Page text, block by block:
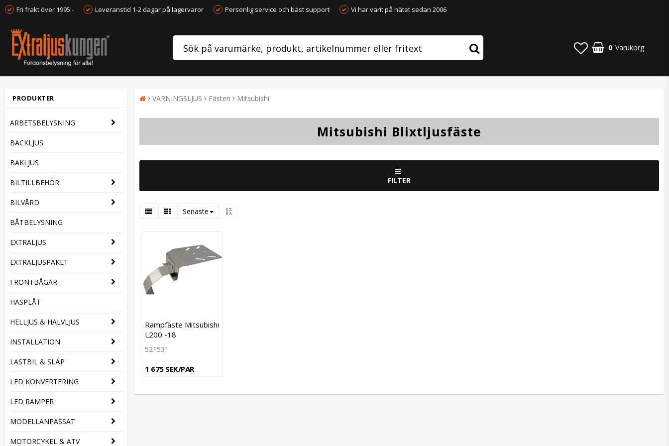
Fri frakt över 1995:- Leveranstid 1-2 dagar på lagervaror Personlig service och bäst support Vi har varit på nätet sedan 2006
0 Varukorg
PRODUKTER
ARBETSBELYSNING
BACKLJUS
BAKLJUS
BILTILLBEHÖR
BILVÅRD
BÅTBELYSNING
EXTRALJUS
EXTRALJUSPAKET
FRONTBÅGAR
HASPLÅT
HELLJUS & HALVLJUS
INSTALLATION
LASTBIL & SLÄP
LED KONVERTERING
LED RAMPER
MODELLANPASSAT
MOTORCYKEL & ATV
VARNINGSLJUS Fästen Mitsubishi
Mitsubishi Blixtljusfäste
FILTER
Senaste
Rampfäste Mitsubishi
L200 -18
521531
1 675 SEK/PAR